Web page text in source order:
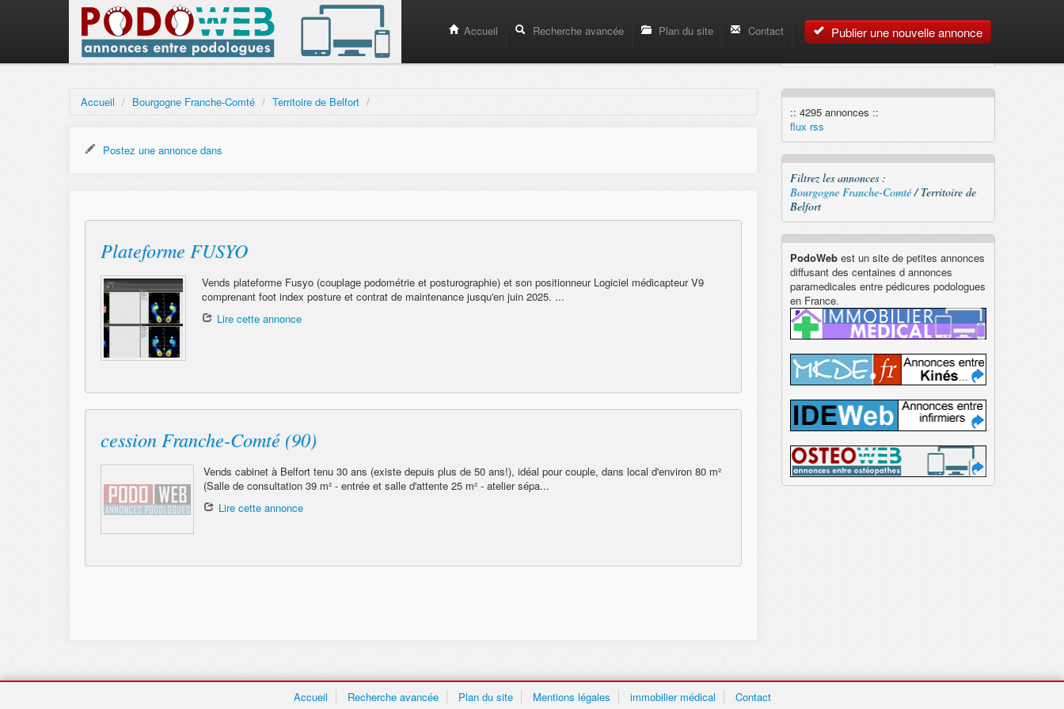
Publier une nouvelle annonce
Accueil Recherche avancée Plan du site Contact
Accueil / Bourgogne Franche-Comté / Territoire de Belfort /
Postez une annonce dans
Plateforme FUSYO
Vends plateforme Fusyo (couplage podométrie et posturographie) et son positionneur Logiciel médicapteur V9
comprenant foot index posture et contrat de maintenance jusqu'en juin 2025. ...
Lire cette annonce
cession Franche-Comté (90)
Vends cabinet à Belfort tenu 30 ans (existe depuis plus de 50 ans!), idéal pour couple, dans local d'environ 80 m²
(Salle de consultation 39 m² - entrée et salle d'attente 25 m² - atelier sépa...
Lire cette annonce
:: 4295 annonces ::
flux rss
Filtrez les annonces :
Bourgogne Franche-Comté/ Territoire de
Belfort
PodoWeb est un site de petites annonces
diffusant des centaines d annonces
paramedicales entre pédicures podologues
en France.
Accueil Recherche avancée Plan du site Mentions légales immobilier médical Contact